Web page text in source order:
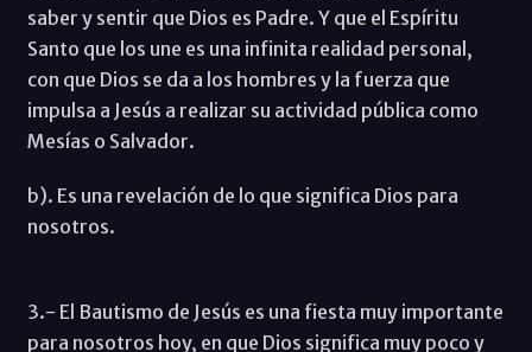
saber y sentir que Dios es Padre. Y que el Espíritu
Santo que los une es una infinita realidad personal,
con que Dios se da a los hombres y la fuerza que
impulsa a Jesús a realizar su actividad pública como
Mesías o Salvador.
b). Es una revelación de lo que significa Dios para
nosotros.
3.- El Bautismo de Jesús es una fiesta muy importante
para nosotros hoy, en que Dios significa muy poco y